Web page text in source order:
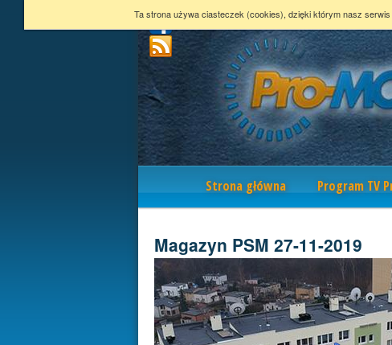
Strona główna Program TV
Magazyn PSM 27-11-2019
Ta strona używa ciasteczek (cookies), dzięki którym nasz